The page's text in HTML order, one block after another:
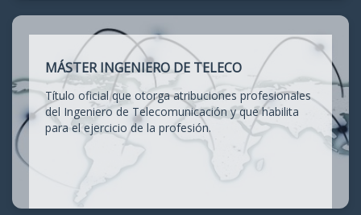
MÁSTER INGENIERO DE TELECO
Título oficial que otorga atribuciones profesionales
del Ingeniero de Telecomunicación y que habilita
para el ejercicio de la profesión.